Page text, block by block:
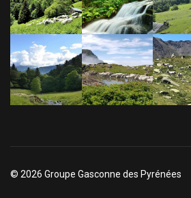
© 2026 Groupe Gasconne des Pyrénées